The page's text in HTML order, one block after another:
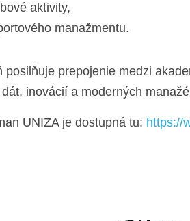
aktivity,
manažmentu.
posilňuje prepojenie medzi
inovácií a moderných
UNIZA je dostupná tu: https://